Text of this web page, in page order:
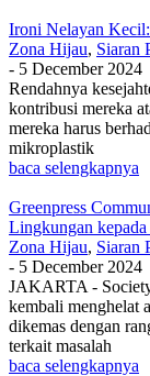
Ironi Nelayan
Zona Hijau, Siaran
- 5 December 2024
Rendahnya
kontribusi mereka
mereka harus
mikroplastik
baca selengkapnya
Greenpress
Lingkungan
Zona Hijau, Siaran
- 5 December 2024
JAKARTA -
kembali menghelat
dikemas dengan
terkait masalah
baca selengkapnya